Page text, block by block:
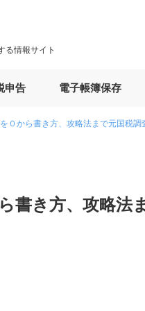
る情報サイト
申告 電子帳簿保存
０から書き方、攻略法まで元国税調
書き方、攻略法